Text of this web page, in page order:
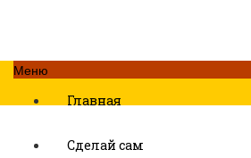
Меню
Главная
Сделай сам